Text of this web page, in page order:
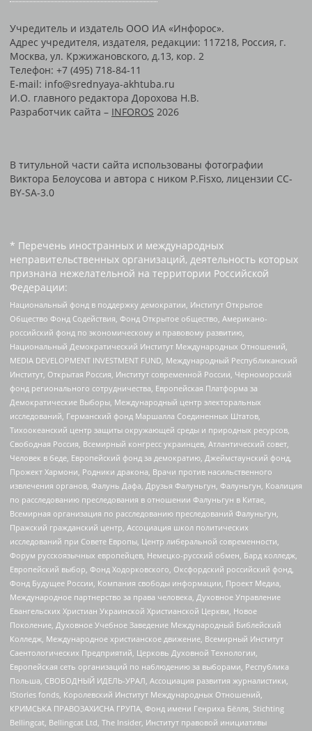
Учредитель и издатель ООО ИА «Инфорос».
Адрес учредителя, издателя, редакции: 117218, Россия, г.
Москва, ул. Кржижановского, д.13, кор. 2
Телефон: +7 (495) 718-84-11
E-mail: info@srednyaya-akhtuba.ru
И.О. главного редактора Дорохова Н.В.
Разработчик сайта – INFOROS 2026
В титульной части сайта использованы фотографии
Виктора Белоусова и автора с ником P.Fisxo, лицензии CC-
BY-SA-3.0
* Перечень иностранных и международных
неправительственных организаций, деятельность которых
признана нежелательной на территории Российской
Федерации:
Национальный фонд в поддержку демократии, Институт Открытое
Общество Фонд Содействия, Фонд Открытое общество, Американо-
российский фонд по экономическому и правовому развитию,
Национальный Демократический Институт Международных Отношений,
MEDIA DEVELOPMENT INVESTMENT FUND, Международный Республиканский
Институт, Открытая Россия, Институт современной России, Черноморский
фонд регионального сотрудничества, Европейская Платформа за
Демократические Выборы, Международный центр электоральных
исследований, Германский фонд Маршалла Соединенных Штатов,
Тихоокеанский центр защиты окружающей среды и природных ресурсов,
Свободная Россия, Всемирный конгресс украинцев, Атлантический совет,
Человек в беде, Европейский фонд за демократию, Джеймстаунский фонд,
Прожект Хармони, Родники дракона, Врачи против насильственного
извлечения органов, Фалунь Дафа, Друзья Фалуньгун, Фалуньгун, Коалиция
по расследованию преследования в отношении Фалуньгун в Китае,
Всемирная организация по расследованию преследований Фалуньгун,
Пражский гражданский центр, Ассоциация школ политических
исследований при Совете Европы, Центр либеральной современности,
Форум русскоязычных европейцев, Немецко-русский обмен, Бард колледж,
Европейский выбор, Фонд Ходорковского, Оксфордский российский фонд,
Фонд Будущее России, Компания свободы информации, Проект Медиа,
Международное партнерство за права человека, Духовное Управление
Евангельских Христиан Украинской Христианской Церкви, Новое
Поколение, Духовное Учебное Заведение Международный Библейский
Колледж, Международное христианское движение, Всемирный Институт
Саентологических Предприятий, Церковь Духовной Технологии,
Европейская сеть организаций по наблюдению за выборами, Республика
Польша, СВОБОДНЫЙ ИДЕЛЬ-УРАЛ, Ассоциация развития журналистики,
IStories fonds, Королевский Институт Международных Отношений,
КРИМСЬКА ПРАВОЗАХИСНА ГРУПА, Фонд имени Генриха Бёлля, Stichting
Bellingcat, Bellingcat Ltd, The Insider, Институт правовой инициативы